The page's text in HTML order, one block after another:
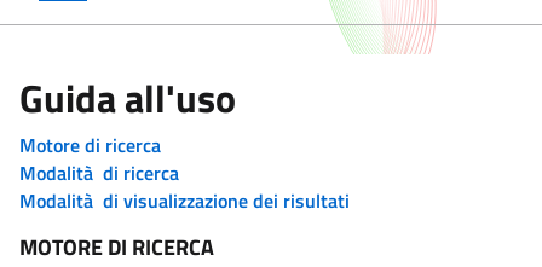
Guida all'uso
Motore di ricerca
Modalità di ricerca
Modalità di visualizzazione dei risultati
MOTORE DI RICERCA